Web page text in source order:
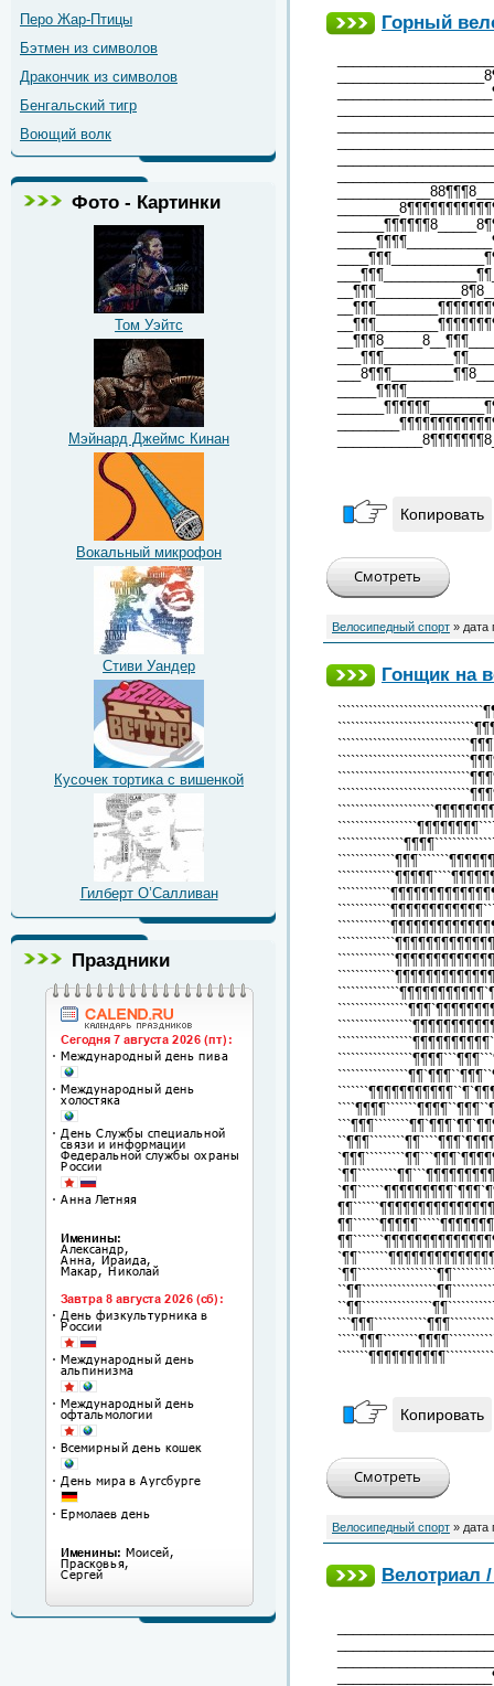
Перо Жар-Птицы
Бэтмен из символов
Дракончик из символов
Бенгальский тигр
Воющий волк
Фото - Картинки
Том Уэйтс
Мэйнард Джеймс Кинан
Вокальный микрофон
Стиви Уандер
Кусочек тортика с вишенкой
Гилберт О’Салливан
Праздники
Горный
Копировать
Велосипедный спорт » дата
Гонщик на
Копировать
Велосипедный спорт » дата
Велотриал